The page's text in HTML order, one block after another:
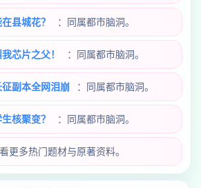
县城花？ ：同属都市脑洞。
芯片之父！ ：同属都市脑洞。
副本全网泪崩 ：同属都市脑洞。
核聚变？ ：同属都市脑洞。
更多热门题材与原著资料。